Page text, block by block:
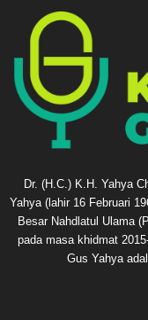
Dr. (H.C.) K.H. Yahya
Yahya (lahir 16 Februari
Besar Nahdlatul Ulama
pada masa khidmat
Gus Yahya